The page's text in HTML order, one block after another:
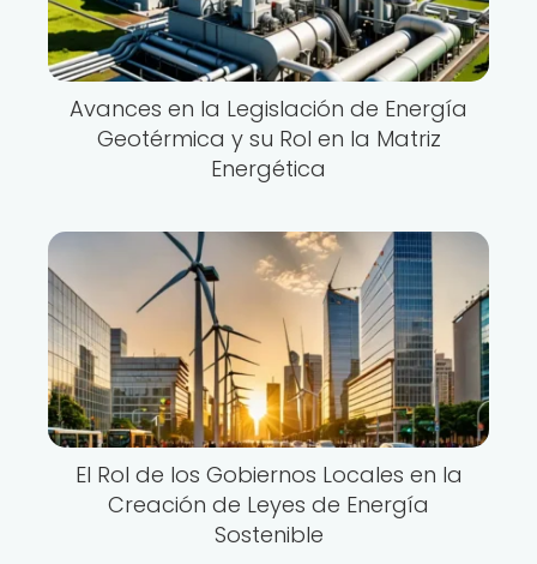
Avances en la Legislación de Energía
Geotérmica y su Rol en la Matriz
Energética
El Rol de los Gobiernos Locales en la
Creación de Leyes de Energía
Sostenible